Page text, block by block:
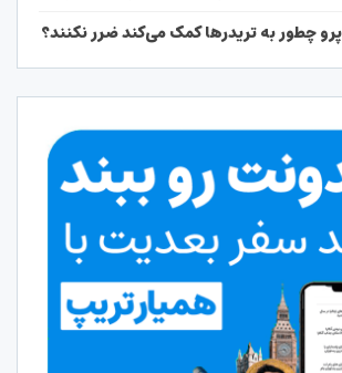
چطور به تریدرها کمک می‌کند ضرر نکنند؟